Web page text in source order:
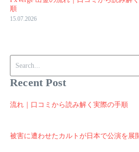
順
15.07.2026
Recent Post
流れ｜口コミから読み解く実際の手順
被害に遭わせたカルトが日本で公演を展